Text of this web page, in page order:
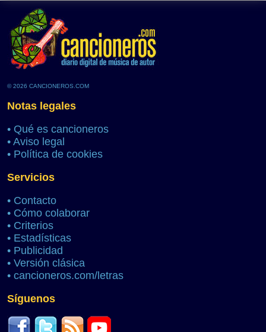
© 2026 CANCIONEROS.COM
Notas legales
• Qué es cancioneros
• Aviso legal
• Política de cookies
Servicios
• Contacto
• Cómo colaborar
• Criterios
• Estadísticas
• Publicidad
• Versión clásica
• cancioneros.com/letras
Síguenos